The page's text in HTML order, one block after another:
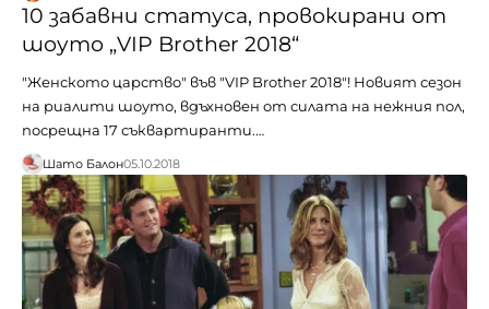
10 забавни статуса, провокирани от
шоуто „VIP Brother 2018“
"Женското царство" във "VIP Brother 2018"! Новият сезон
на риалити шоуто, вдъхновен от силата на нежния пол,
посрещна 17 съквартиранти.…
Шато Балон05.10.2018